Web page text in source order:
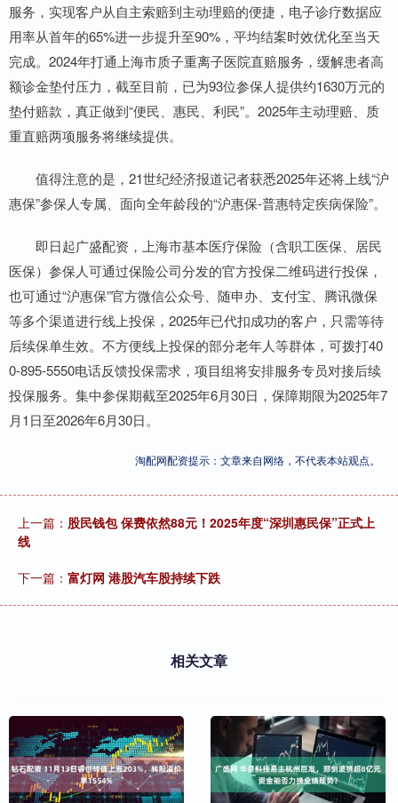
服务，实现客户从自主索赔到主动理赔的便捷，电子诊疗数据应
用率从首年的65%进一步提升至90%，平均结案时效优化至当天
完成。2024年打通上海市质子重离子医院直赔服务，缓解患者高
额诊金垫付压力，截至目前，已为93位参保人提供约1630万元的
垫付赔款，真正做到“便民、惠民、利民”。2025年主动理赔、质
重直赔两项服务将继续提供。
值得注意的是，21世纪经济报道记者获悉2025年还将上线“沪
惠保”参保人专属、面向全年龄段的“沪惠保-普惠特定疾病保险”。
即日起广盛配资，上海市基本医疗保险（含职工医保、居民
医保）参保人可通过保险公司分发的官方投保二维码进行投保，
也可通过“沪惠保”官方微信公众号、随申办、支付宝、腾讯微保
等多个渠道进行线上投保，2025年已代扣成功的客户，只需等待
后续保单生效。不方便线上投保的部分老年人等群体，可拨打40
0-895-5550电话反馈投保需求，项目组将安排服务专员对接后续
投保服务。集中参保期截至2025年6月30日，保障期限为2025年7
月1日至2026年6月30日。
淘配网配资提示：文章来自网络，不代表本站观点。
上一篇： 股民钱包 保费依然88元！2025年度“深圳惠民保”正式上
线
下一篇： 富灯网 港股汽车股持续下跌
相关文章